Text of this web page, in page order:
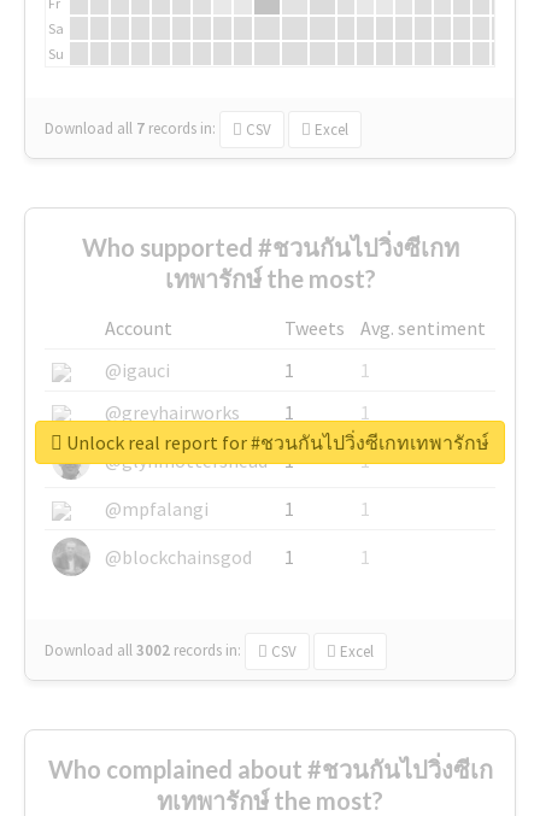
Sa
Su
Download all 7 records in: CSV Excel
Who supported #ชวนกันไปวิ่งซีเกท
เทพารักษ์ the most?
Account Tweets
Avg. sentiment
@igauci
1
1
@greyhairworks
1
1
@glynmottershead
1
1
@mpfalangi
1
1
@blockchainsgod
1 1
Download all3002 records in: CSV Excel
Unlock real report for #ชวนกันไปวิ่งซีเกทเทพารักษ์
Who complained about #ชวนกันไปวิ่งซีเก
ทเทพารักษ์ the most?